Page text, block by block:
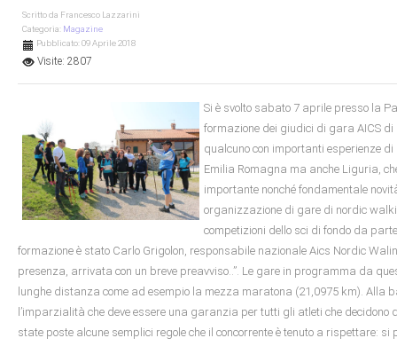
Scritto da Francesco Lazzarini
Categoria: Magazine
Pubblicato: 09 Aprile 2018
Visite: 2807
Si è svolto sabato 7 aprile presso la
formazione dei giudici di gara AICS
qualcuno con importanti esperienze
Emilia Romagna ma anche Liguria,
importante nonché fondamentale
organizzazione di gare di nordic
competizioni dello sci di fondo da
formazione è stato Carlo Grigolon, responsabile nazionale Aics Nordic
presenza, arrivata con un breve preavviso..”. Le gare in programma da
lunghe distanza come ad esempio la mezza maratona (21,0975 km). Alla
l’imparzialità che deve essere una garanzia per tutti gli atleti che
state poste alcune semplici regole che il concorrente è tenuto a rispettare: